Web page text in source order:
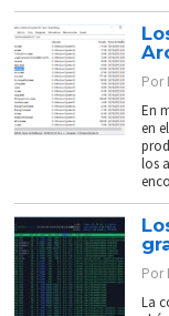
Por
En
en
los
Por
La